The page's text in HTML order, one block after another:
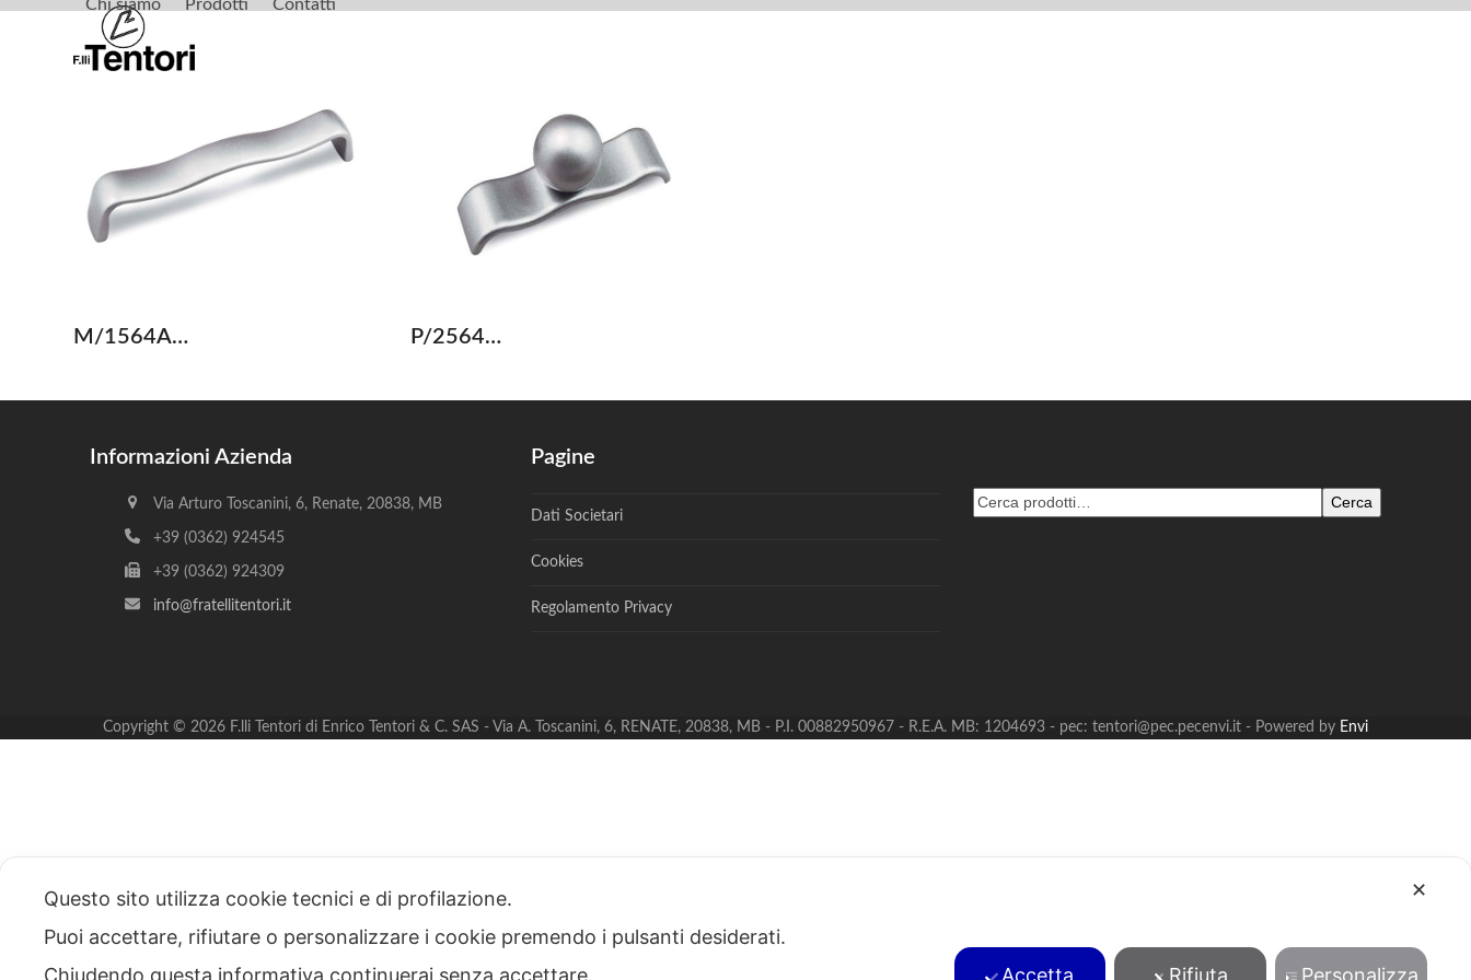
Skip
Chi siamo Prodotti Contatti
M/1564A… P/2564…
Informazioni Azienda
Via Arturo Toscanini, 6, Renate, 20838, MB
+39 (0362) 924545
+39 (0362) 924309
info@fratellitentori.it
Pagine
Dati Societari
Cookies
Regolamento Privacy
Cerca
Copyright © 2026 F.lli Tentori di Enrico Tentori & C. SAS - Via A. Toscanini, 6, RENATE, 20838, MB - P.I. 00882950967 - R.E.A. MB: 1204693 - pec: tentori@pec.pecenvi.it - Powered by Envi
✕
Questo sito utilizza cookie tecnici e di profilazione.
Puoi accettare, rifiutare o personalizzare i cookie premendo i pulsanti desiderati.
Chiudendo questa informativa continuerai senza accettare.
Accetta Rifiuta Personalizza